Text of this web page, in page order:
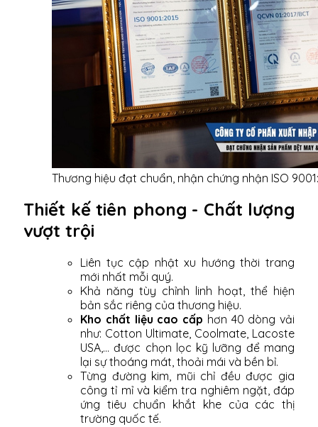
Thương hiệu đạt chuẩn, nhận chứng nhận ISO
Thiết kế tiên phong - Chất lượng
vượt trội
Liên tục cập nhật xu hướng thời trang
mới nhất mỗi quý.
Khả năng tùy chỉnh linh hoạt, thể hiện
bản sắc riêng của thương hiệu.
Kho chất liệu cao cấp hơn 40 dòng vải
như: Cotton Ultimate, Coolmate, Lacoste
USA,... được chọn lọc kỹ lưỡng để mang
lại sự thoáng mát, thoải mái và bền bỉ.
Từng đường kim, mũi chỉ đều được gia
công tỉ mỉ và kiểm tra nghiêm ngặt, đáp
ứng tiêu chuẩn khắt khe của các thị
trường quốc tế.